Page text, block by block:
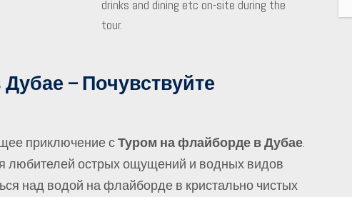
drinks and dining etc on-site during the
tour.
– Почувствуйте
приключение сТуром на флайборде в Дубае.
любителей острых ощущений и водных видов
над водой на флайборде в кристально чистых